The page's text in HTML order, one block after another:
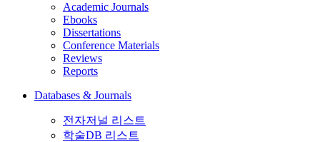
Academic Journals
Ebooks
Dissertations
Conference Materials
Reviews
Reports
Databases & Journals
전자저널 리스트
학술DB 리스트